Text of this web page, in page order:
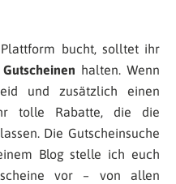
bucht, solltet ihr
halten. Wenn
und zusätzlich einen
tolle Rabatte, die die
Die Gutscheinsuche
Blog stelle ich euch
vor – von allen